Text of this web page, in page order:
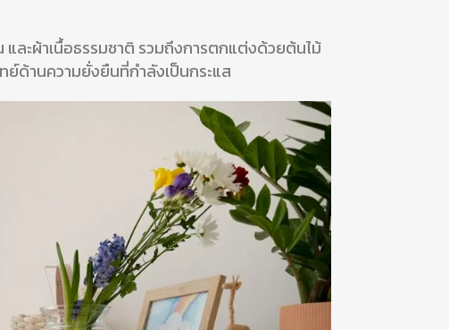
และผ้าเนื้อธรรมชาติ รวมถึงการตกแต่งด้วยต้นไม้
ด้านความยั่งยืนที่กำลังเป็นกระแส